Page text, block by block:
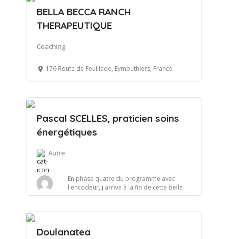
BELLA BECCA RANCH
THERAPEUTIQUE
Coaching
176 Route de Feuillade, Eymouthiers, France
Pascal SCELLES, praticien soins
énergétiques
Autre
En phase quatre du programme avec
l'encodeur, j'arrive à la fin de cette belle
aventure. L'exp...
Doulanatea